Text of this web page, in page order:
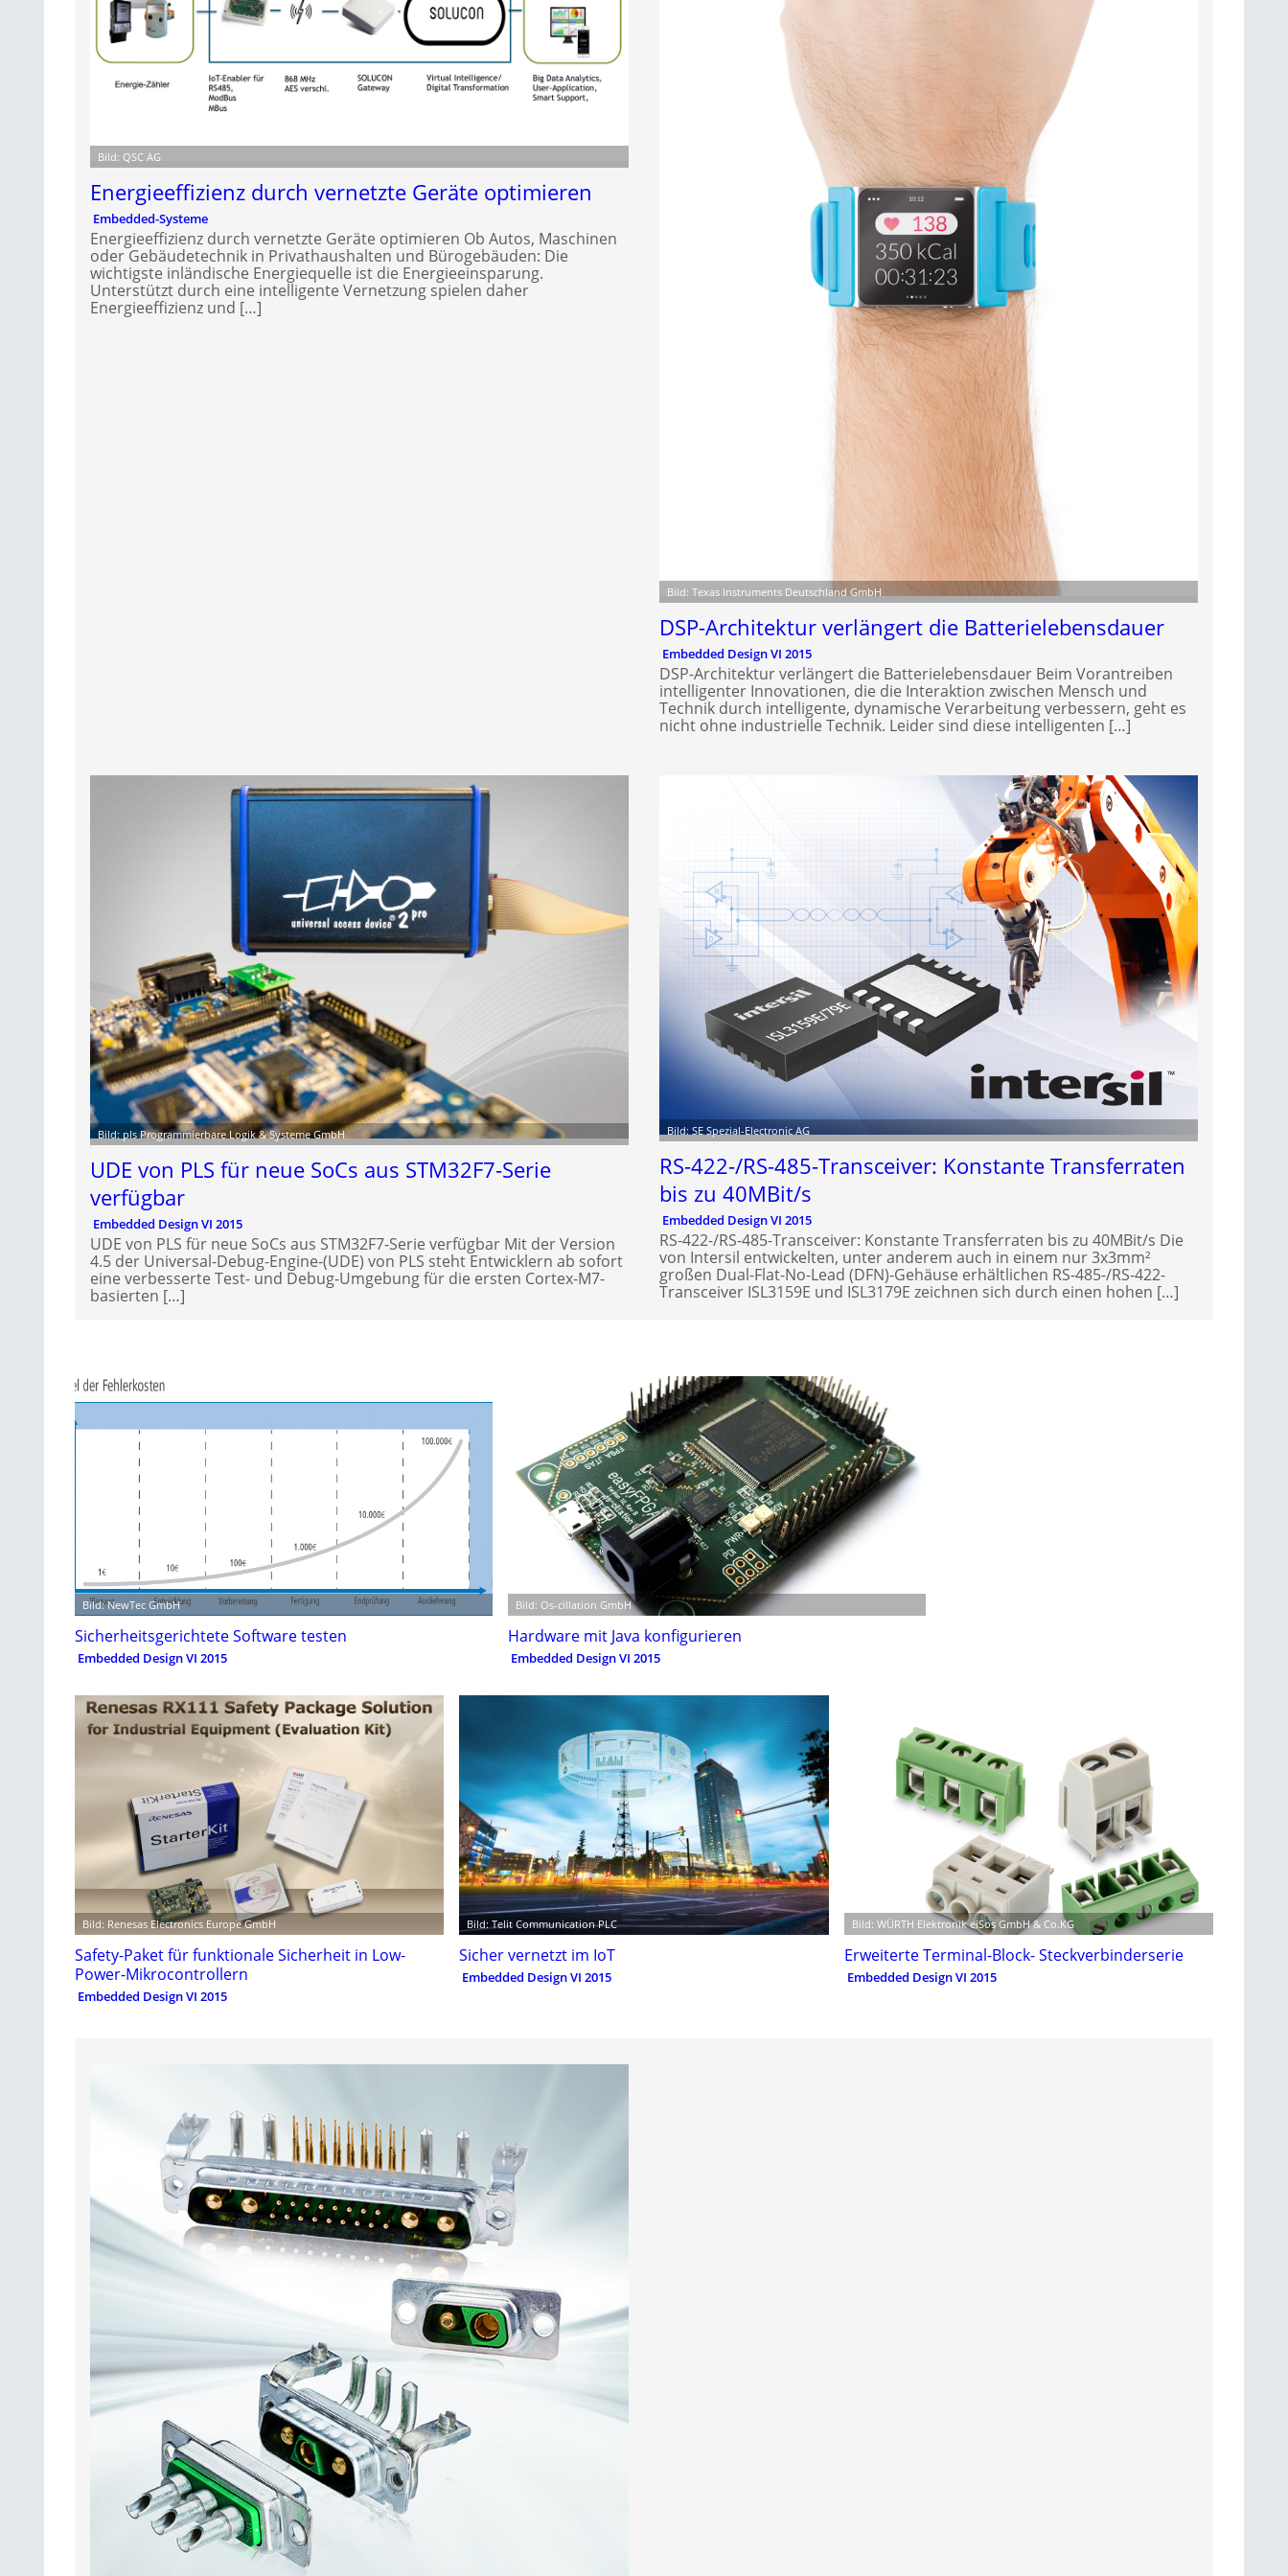
Bild: QSC AG
Energieeffizienz durch vernetzte Geräte optimieren
Embedded-Systeme
Energieeffizienz durch vernetzte Geräte optimieren Ob Autos, Maschinen
oder Gebäudetechnik in Privathaushalten und Bürogebäuden: Die
wichtigste inländische Energiequelle ist die Energieeinsparung.
Unterstützt durch eine intelligente Vernetzung spielen daher
Energieeffizienz und […]
Bild: Texas Instruments Deutschland GmbH
DSP-Architektur verlängert die Batterielebensdauer
Embedded Design VI 2015
DSP-Architektur verlängert die Batterielebensdauer Beim Vorantreiben
intelligenter Innovationen, die die Interaktion zwischen Mensch und
Technik durch intelligente, dynamische Verarbeitung verbessern, geht es
nicht ohne industrielle Technik. Leider sind diese intelligenten […]
Bild: pls Programmierbare Logik & Systeme GmbH
UDE von PLS für neue SoCs aus STM32F7-Serie
verfügbar
Embedded Design VI 2015
UDE von PLS für neue SoCs aus STM32F7-Serie verfügbar Mit der Version
4.5 der Universal-Debug-Engine-(UDE) von PLS steht Entwicklern ab sofort
eine verbesserte Test- und Debug-Umgebung für die ersten Cortex-M7-
basierten […]
Bild: SE Spezial-Electronic AG
RS-422-/RS-485-Transceiver: Konstante Transferraten
bis zu 40MBit/s
Embedded Design VI 2015
RS-422-/RS-485-Transceiver: Konstante Transferraten bis zu 40MBit/s Die
von Intersil entwickelten, unter anderem auch in einem nur 3x3mm²
großen Dual-Flat-No-Lead (DFN)-Gehäuse erhältlichen RS-485-/RS-422-
Transceiver ISL3159E und ISL3179E zeichnen sich durch einen hohen […]
Bild: NewTec GmbH
Sicherheitsgerichtete Software testen
Embedded Design VI 2015
Bild: Os-cillation GmbH
Hardware mit Java konfigurieren
Embedded Design VI 2015
Bild: Renesas Electronics Europe GmbH
Safety-Paket für funktionale Sicherheit in Low-
Power-Mikrocontrollern
Embedded Design VI 2015
Bild: Telit Communication PLC
Sicher vernetzt im IoT
Embedded Design VI 2015
Bild: WÜRTH Elektronik eiSos GmbH & Co.KG
Erweiterte Terminal-Block- Steckverbinderserie
Embedded Design VI 2015